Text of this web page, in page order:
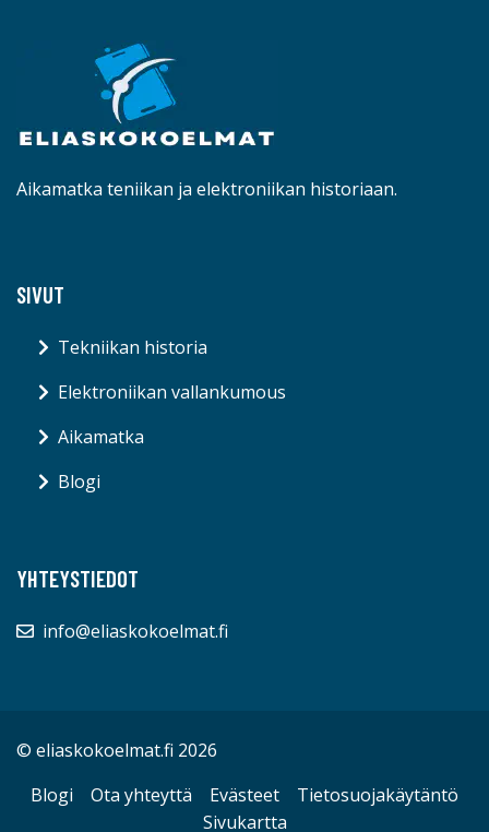
Aikamatka teniikan ja elektroniikan historiaan.
SIVUT
Tekniikan historia
Elektroniikan vallankumous
Aikamatka
Blogi
YHTEYSTIEDOT
info@eliaskokoelmat.fi
© eliaskokoelmat.fi 2026
Blogi
Ota yhteyttä Evästeet
Tietosuojakäytäntö
Sivukartta